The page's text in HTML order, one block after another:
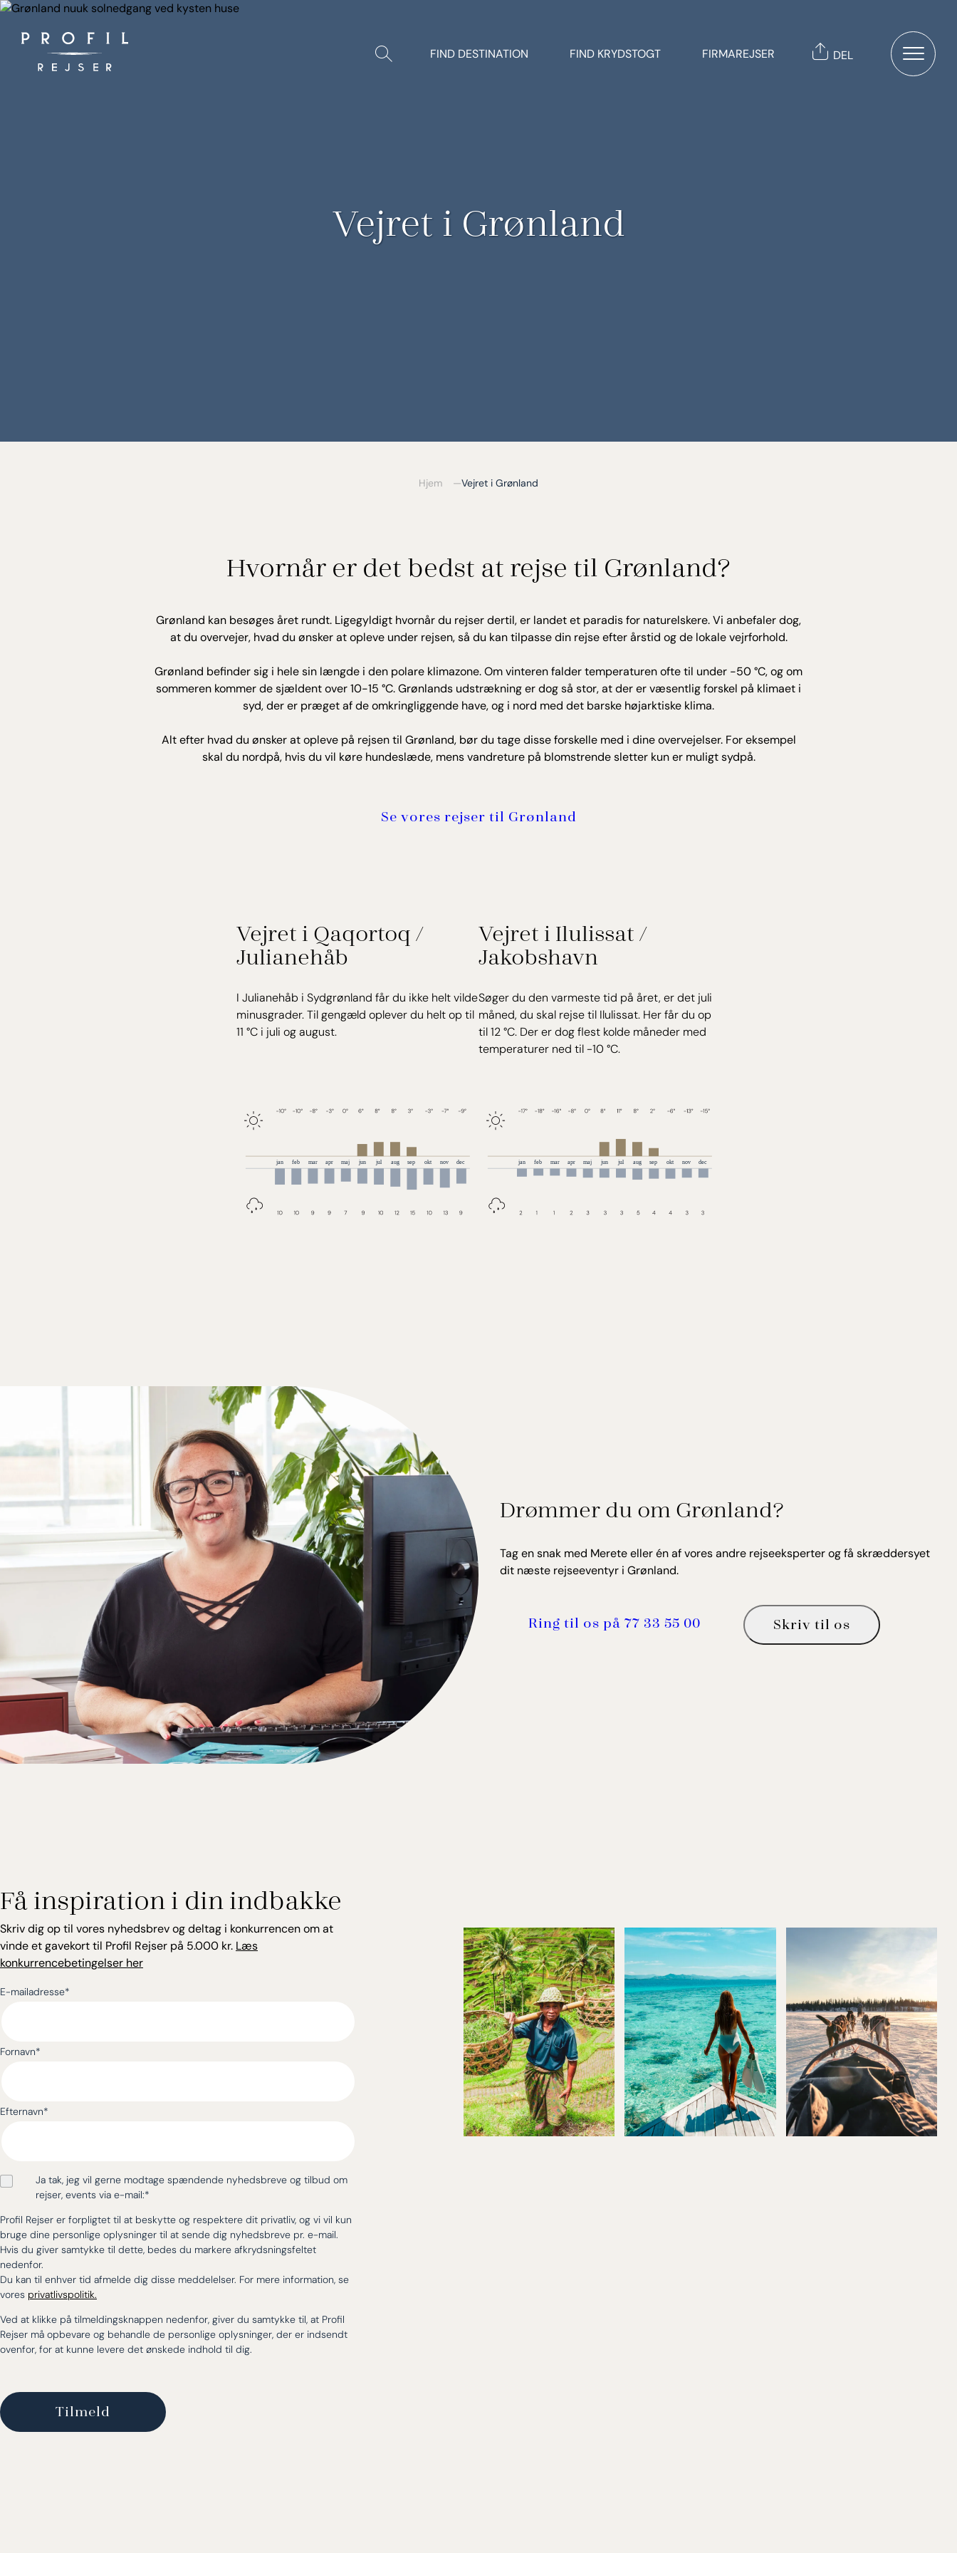
til
indhold
Vis/Skjul
søgning
FIND DESTINATION FIND KRYDSTOGT FIRMAREJSER DEL
Vejret i Grønland
Hjem Vejret i Grønland
Hvornår er det bedst at rejse til Grønland?
Grønland kan besøges året rundt. Ligegyldigt hvornår du rejser dertil, er landet et paradis for naturelskere. Vi anbefaler dog,
at du overvejer, hvad du ønsker at opleve under rejsen, så du kan tilpasse din rejse efter årstid og de lokale vejrforhold.
Grønland befinder sig i hele sin længde i den polare klimazone. Om vinteren falder temperaturen ofte til under -50 °C, og om
sommeren kommer de sjældent over 10-15 °C. Grønlands udstrækning er dog så stor, at der er væsentlig forskel på klimaet i
syd, der er præget af de omkringliggende have, og i nord med det barske højarktiske klima.
Alt efter hvad du ønsker at opleve på rejsen til Grønland, bør du tage disse forskelle med i dine overvejelser. For eksempel
skal du nordpå, hvis du vil køre hundeslæde, mens vandreture på blomstrende sletter kun er muligt sydpå.
Se vores rejser til Grønland
Vejret i Qaqortoq /
Julianehåb
I Julianehåb i Sydgrønland får du ikke helt vilde
minusgrader. Til gengæld oplever du helt op til
11 °C i juli og august.
Vejret i Ilulissat /
Jakobshavn
Søger du den varmeste tid på året, er det juli
måned, du skal rejse til Ilulissat. Her får du op
til 12 °C. Der er dog flest kolde måneder med
temperaturer ned til -10 °C.
Drømmer du om Grønland?
Tag en snak med Merete eller én af vores andre rejseeksperter og få skræddersyet
dit næste rejseeventyr i Grønland.
Ring til os på 77 33 55 00 Skriv til os
Få inspiration i din indbakke
Skriv dig op til vores nyhedsbrev og deltag i konkurrencen om at
vinde et gavekort til Profil Rejser på 5.000 kr. Læs
konkurrencebetingelser her
E-mailadresse*
Fornavn*
Efternavn*
Ja tak, jeg vil gerne modtage spændende nyhedsbreve og tilbud om
rejser, events via e-mail:*
Profil Rejser er forpligtet til at beskytte og respektere dit privatliv, og vi vil kun
bruge dine personlige oplysninger til at sende dig nyhedsbreve pr. e-mail.
Hvis du giver samtykke til dette, bedes du markere afkrydsningsfeltet
nedenfor.
Du kan til enhver tid afmelde dig disse meddelelser. For mere information, se
vores privatlivspolitik.
Ved at klikke på tilmeldingsknappen nedenfor, giver du samtykke til, at Profil
Rejser må opbevare og behandle de personlige oplysninger, der er indsendt
ovenfor, for at kunne levere det ønskede indhold til dig.